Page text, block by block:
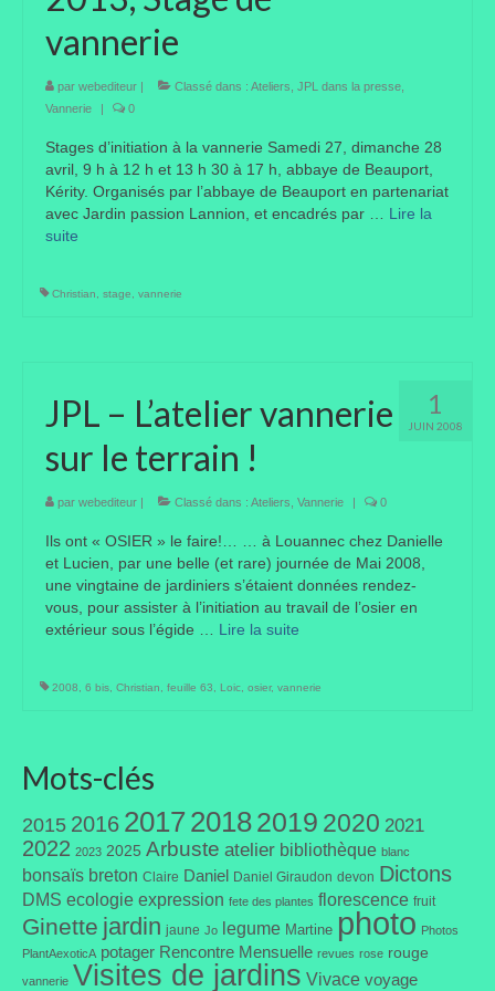
Taille des arbres et arbustes
Vannerie
Bibliothèque
Nouveautés
Amis jardiniers du Devon
Fête des plantes
Portes ouvertes
Visites de jardins
Autres
Arbustes
Graminées
Vivaces
Faune
Oiseaux
vannerie
par webediteur | Classé dans : Ateliers JPL dans la presse
Vannerie
| 0
Stages d’initiation à la vannerie Samedi 27, dimanche 28
avril, 9 h à 12 h et 13 h 30 à 17 h, abbaye de Beauport,
Kérity. Organisés par l’abbaye de Beauport en partenariat
avec Jardin passion Lannion, et encadrés par … Lire la
suite­­
Christian stage vannerie
1
JUIN 2008
JPL – L’atelier vannerie
sur le terrain !
par webediteur | Classé dans : Ateliers Vannerie | 0
Ils ont « OSIER » le faire!… … à Louannec chez Danielle
et Lucien, par une belle (et rare) journée de Mai 2008,
une vingtaine de jardiniers s’étaient données rendez-
vous, pour assister à l’initiation au travail de l’osier en
extérieur sous l’égide … Lire la suite­­
2008 6 bis Christian feuille 63 Loic osier, vannerie
Mots-clés
2015 2016 201720182019 2020 2021
2022 2023 2025 Arbuste atelier bibliothèque blanc
bonsaïs breton Claire Daniel Daniel Giraudon devon Dictons
DMS ecologie expression fete des plantes florescence fruit
Ginette jardin jaune Jo legume Martine photo Photos
PlantAexoticA potager Rencontre Mensuelle revues rose rouge
vannerie Visites de jardins Vivace voyage